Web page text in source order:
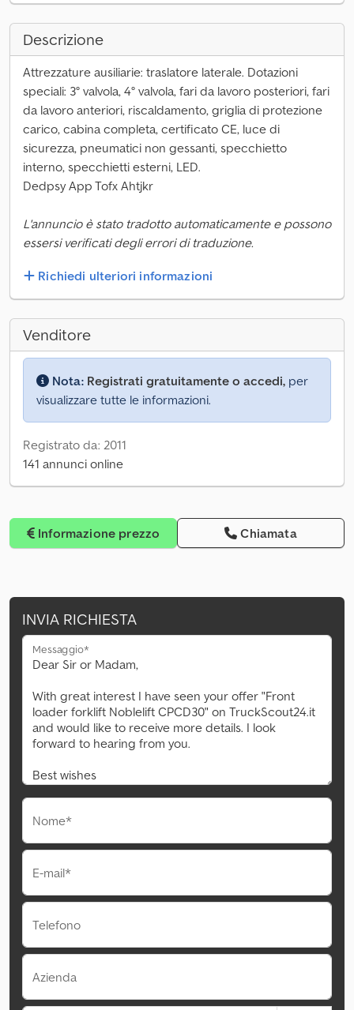
Descrizione
Attrezzature ausiliarie: traslatore laterale. Dotazioni
speciali: 3° valvola, 4° valvola, fari da lavoro posteriori, fari
da lavoro anteriori, riscaldamento, griglia di protezione
carico, cabina completa, certificato CE, luce di
sicurezza, pneumatici non gessanti, specchietto
interno, specchietti esterni, LED.
Dedpsy App Tofx Ahtjkr
L'annuncio è stato tradotto automaticamente e possono
essersi verificati degli errori di traduzione.
Richiedi ulteriori informazioni
Venditore
Nota: Registrati gratuitamente o accedi, per
visualizzare tutte le informazioni.
Registrato da: 2011
141 annunci online
Informazione prezzo Chiamata
INVIA RICHIESTA
Messaggio*
Nome*
E-mail*
Telefono
Azienda